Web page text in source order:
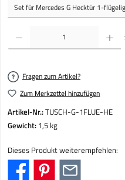
Produkt Anzahl: Gib den gewünschten
Fragen zum Artikel?
Zum Merkzettel hinzufügen
Artikel-Nr.:TUSCH-G-1FLUE-HE
Gewicht: 1,5 kg
Dieses Produkt weiterempfehlen: